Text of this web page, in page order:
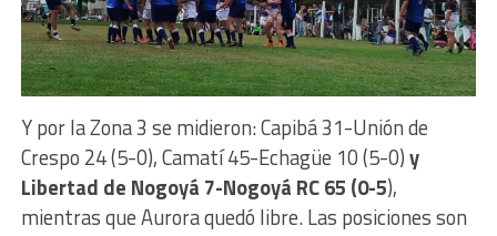
Y por la Zona 3 se midieron: Capibá 31-Unión de
Crespo 24 (5-0), Camatí 45-Echagüe 10 (5-0)y
Libertad de Nogoyá 7-Nogoyá RC 65 (0-5),
mientras que Aurora quedó libre. Las posiciones son